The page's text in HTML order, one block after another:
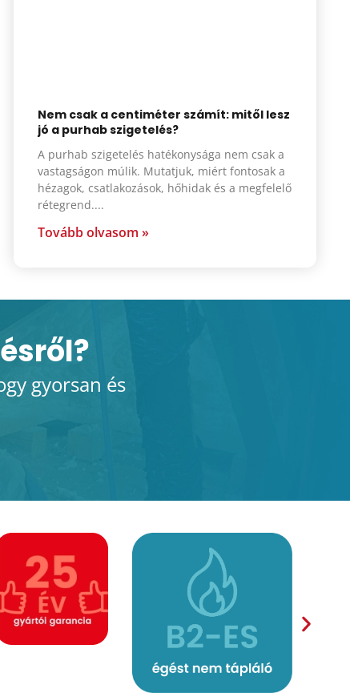
Nem csak a centiméter számít: mitől lesz
jó a purhab szigetelés?
A purhab szigetelés hatékonysága nem csak a
vastagságon múlik. Mutatjuk, miért fontosak a
hézagok, csatlakozások, hőhidak és a megfelelő
rétegrend.
Tovább olvasom »
gyorsan és